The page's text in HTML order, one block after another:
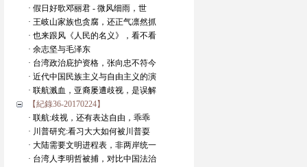
· 假日好歌邓丽君 - 微风细雨，世
· 王岐山家族也贪腐，还正气凛然抓
· 也来跟风《人民的名义》，看不看
· 余志坚与毛泽东
· 台湾政治庇护资格，张向忠不符今
· 近代中国民族主义与自由主义的演
· 联航溅血，亚裔屡遭歧视，是误解
【紀錄36-20170224】
· 联航:歧视，还有表达自由，乖乖
· 川普研究:看习大大如何被川普耍
· 大陆需要文明进程表，非两岸统一
· 台湾人李明哲被捕，对比中国法治